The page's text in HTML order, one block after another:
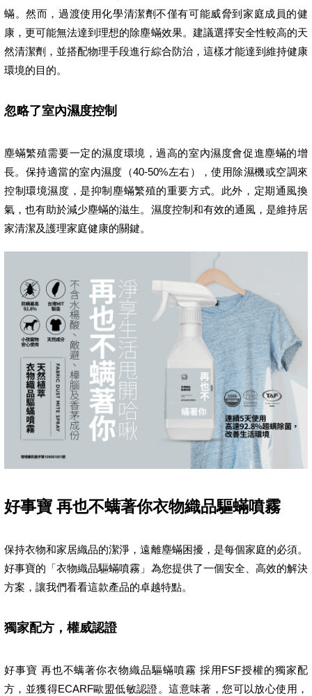
蟎。然而，過渡使用化學清潔劑不僅有可能威脅到家庭成員的健
康，更可能無法達到理想的除塵蟎效果。建議選擇安全性較高的天
然清潔劑，並搭配物理手段進行綜合防治，這樣才能達到維持健康
環境的目的。
忽略了室內濕度控制
塵蟎繁殖需要一定的濕度環境，過高的室內濕度會促進塵蟎的增
長。保持適當的室內濕度（40-50%左右），使用除濕機或空調來
控制環境濕度，是抑制塵蟎繁殖的重要方式。此外，定期通風換
氣，也有助於減少塵蟎的滋生。濕度控制和有效的通風，是維持居
家清潔及護理家庭健康的關鍵。
好事寶 再也不螨著你衣物織品驅蟎噴霧
保持衣物和家居織品的潔淨，遠離塵蟎困擾，是每個家庭的必須。
好事寶的「衣物織品驅蟎噴霧」為您提供了一個安全、高效的解決
方案，讓我們看看這款產品的卓越特點。
獨家配方，權威認證
好事寶 再也不螨著你衣物織品驅蟎噴霧 採用FSF授權的獨家配
方，並獲得ECARF歐盟低敏認證。這意味著，您可以放心使用，